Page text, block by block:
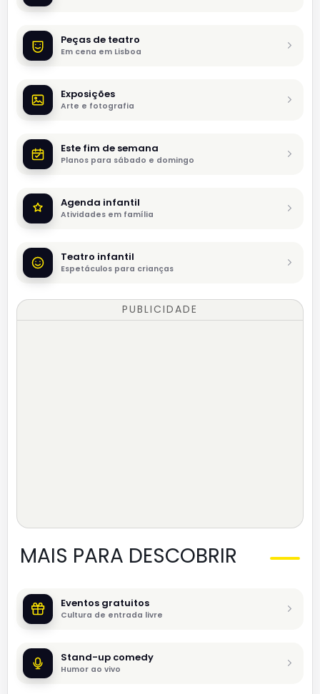
Peças de teatro
Em cena em Lisboa
Exposições
Arte e fotografia
Este fim de semana
Planos para sábado e domingo
Agenda infantil
Atividades em família
Teatro infantil
Espetáculos para crianças
PUBLICIDADE
MAIS PARA DESCOBRIR
Eventos gratuitos
Cultura de entrada livre
Stand-up comedy
Humor ao vivo